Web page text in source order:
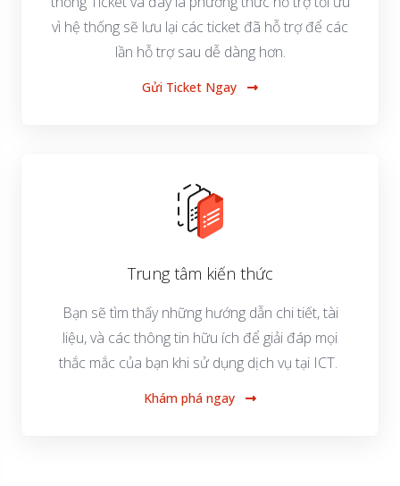
vì hệ thống sẽ lưu lại các ticket đã hỗ trợ để các
lần hỗ trợ sau dễ dàng hơn.
Gửi Ticket Ngay
Trung tâm kiến thức
Bạn sẽ tìm thấy những hướng dẫn chi tiết, tài
liệu, và các thông tin hữu ích để giải đáp mọi
thắc mắc của bạn khi sử dụng dịch vụ tại ICT.
Khám phá ngay